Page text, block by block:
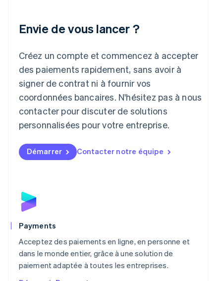
Envie de vous lancer ?
Créez un compte et commencez à accepter
des paiements rapidement, sans avoir à
signer de contrat ni à fournir vos
coordonnées bancaires. N'hésitez pas à nous
contacter pour discuter de solutions
personnalisées pour votre entreprise.
Démarrer Contacter notre équipe
Payments
Acceptez des paiements en ligne, en personne et
dans le monde entier, grâce à une solution de
paiement adaptée à toutes les entreprises.
Japon
Lettonie
Liechtenstein
Deutsch English
Lituanie
Luxembourg
FrançaisDeutsch English
English简体中文
Malte
Norvège
English
English
NederlandsEnglish
Pologne
English